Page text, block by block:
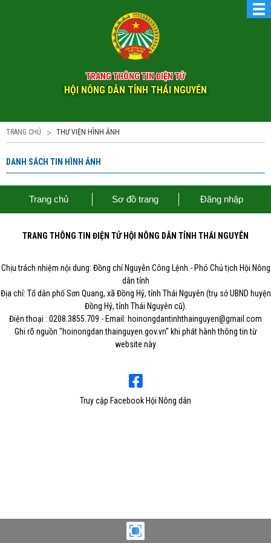
TRANG THÔNG TIN ĐIỆN TỬ
HỘI NÔNG DÂN TỈNH THÁI NGUYÊN
TRANG CHỦ THƯ VIỆN HÌNH ẢNH
DANH SÁCH TIN HÌNH ẢNH
Trang chủ Sơ đồ trang Đăng nhập
TRANG THÔNG TIN ĐIỆN TỬ HỘI NÔNG DÂN TỈNH THÁI NGUYÊN
Chịu trách nhiệm nội dung: Đồng chí Nguyễn Công Lệnh - Phó Chủ tịch Hội Nông
dân tỉnh
Địa chỉ: Tổ dân phố Sơn Quang, xã Đồng Hỷ, tỉnh Thái Nguyên (trụ sở UBND huyện
Đồng Hỷ, tỉnh Thái Nguyên cũ).
Điện thoại : 0208.3855.709 - Email: hoinongdantinhthainguyen@gmail.com
Ghi rõ nguồn "hoinongdan.thainguyen.gov.vn" khi phát hành thông tin từ
website này
Truy cập Facebook Hội Nông dân